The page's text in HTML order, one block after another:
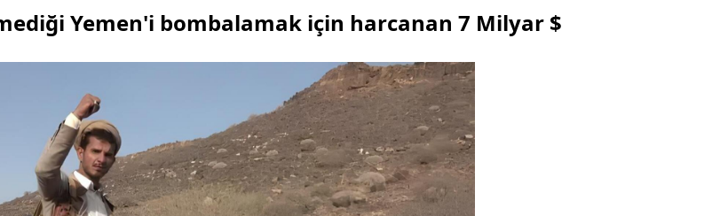
Yemen'i bombalamak için harcanan 7 Milyar $